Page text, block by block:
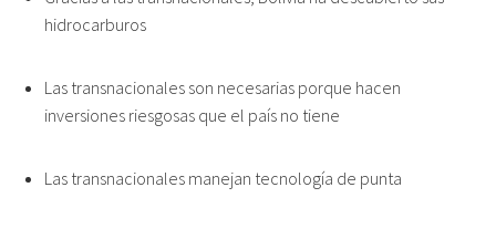
hidrocarburos
Las transnacionales son necesarias porque hacen
inversiones riesgosas que el país no tiene
Las transnacionales manejan tecnología de punta